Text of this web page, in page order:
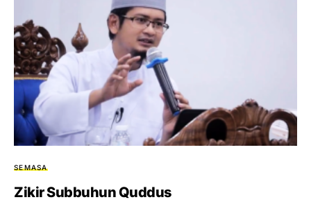
SEMASA
Zikir Subbuhun Quddus